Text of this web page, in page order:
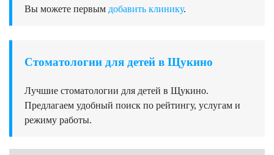
Стоматологии для детей в Щукино
Лучшие стоматологии для детей в Щукино.
Предлагаем удобный поиск по рейтингу, услугам и
режиму работы.
Вы можете первым добавить клинику.